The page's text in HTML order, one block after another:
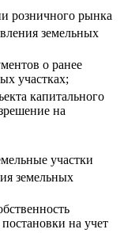
розничного рынка
земельных
о ранее
участках;
капитального
на
участки
земельных
на учет